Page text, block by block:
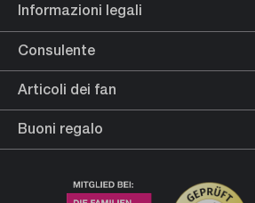
Informazioni legali
Consulente
Articoli dei fan
Buoni regalo